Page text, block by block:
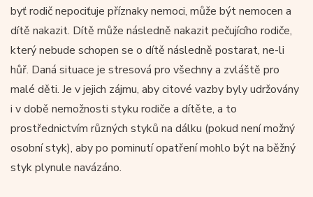
byť rodič nepociťuje příznaky nemoci, může být nemocen a
dítě nakazit. Dítě může následně nakazit pečujícího rodiče,
který nebude schopen se o dítě následně postarat, ne-li
hůř. Daná situace je stresová pro všechny a zvláště pro
malé děti. Je v jejich zájmu, aby citové vazby byly udržovány
i v době nemožnosti styku rodiče a dítěte, a to
prostřednictvím různých styků na dálku (pokud není možný
osobní styk), aby po pominutí opatření mohlo být na běžný
styk plynule navázáno.